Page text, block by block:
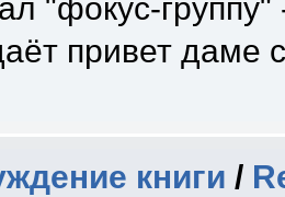
"фокус-
привет даме
книги /